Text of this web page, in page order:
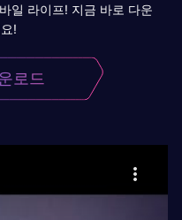
일 라이프! 지금 바로 다운
!
로드